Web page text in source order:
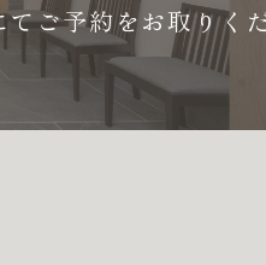
てご予約をお取りく